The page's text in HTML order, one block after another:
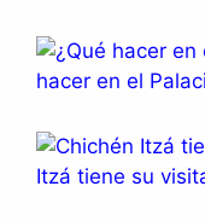
hacer en el
Itzá tiene su